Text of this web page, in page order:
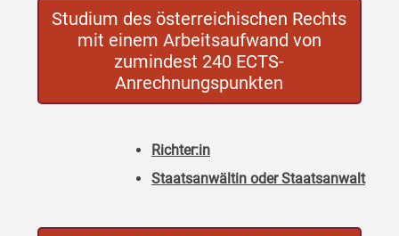
Studium des österreichischen Rechts
mit einem Arbeitsaufwand von
zumindest 240 ECTS-
Anrechnungspunkten
Richter:in
Staatsanwältin oder Staatsanwalt